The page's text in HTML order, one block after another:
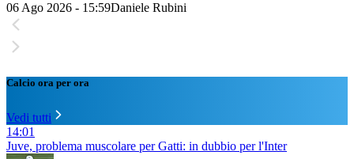
06 Ago 2026 - 15:59Daniele Rubini
Calcio ora per ora
Vedi tutti
14:01
Juve, problema muscolare per Gatti: in dubbio per l'Inter